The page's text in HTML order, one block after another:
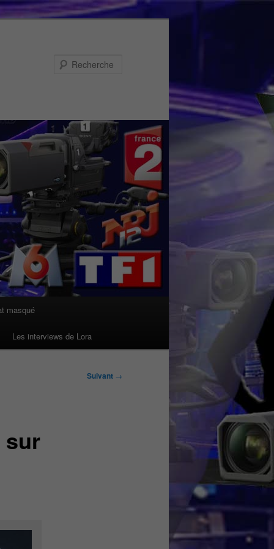
masqué
Les interviews de Lora
Suivant →
sur